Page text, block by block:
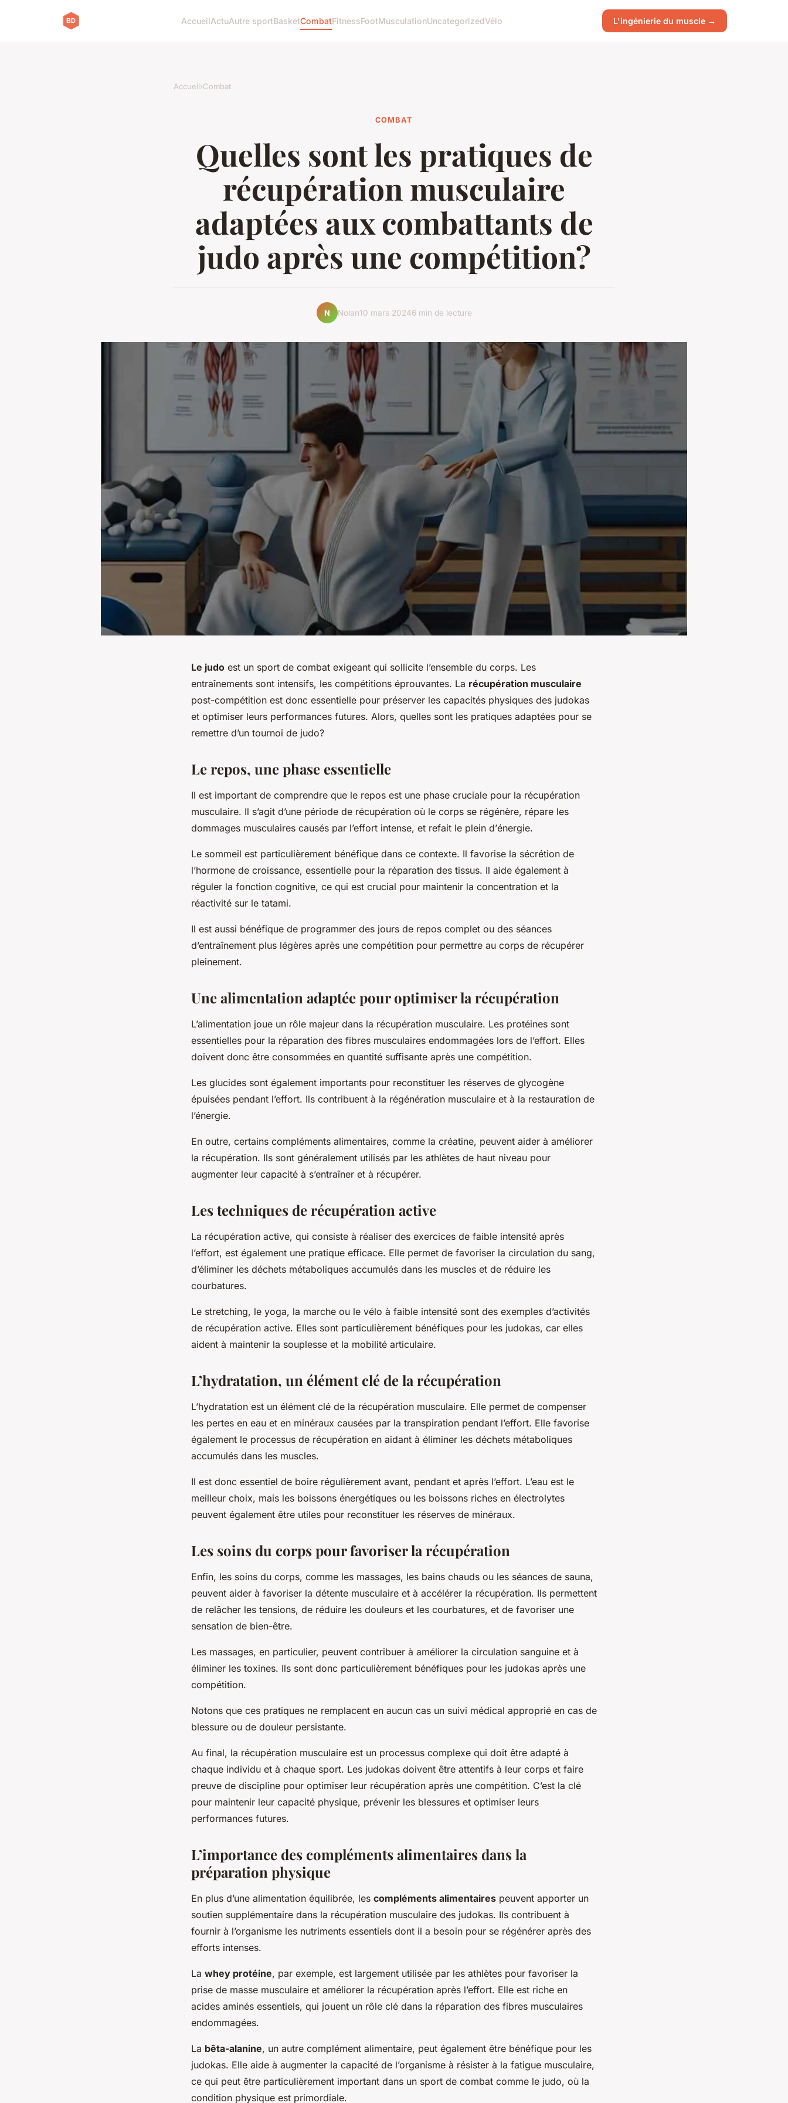
AccueilActuAutre sportBasketCombatFitnessFootMusculationUncategorizedVélo L'ingénierie du muscle →
Accueil›Combat
COMBAT
Quelles sont les pratiques de
récupération musculaire
adaptées aux combattants de
judo après une compétition?
N Nolan10 mars 20246 min de lecture
Le judo est un sport de combat exigeant qui sollicite l’ensemble du corps. Les
entraînements sont intensifs, les compétitions éprouvantes. La récupération musculaire
post-compétition est donc essentielle pour préserver les capacités physiques des judokas
et optimiser leurs performances futures. Alors, quelles sont les pratiques adaptées pour se
remettre d’un tournoi de judo?
Le repos, une phase essentielle
Il est important de comprendre que le repos est une phase cruciale pour la récupération
musculaire. Il s’agit d’une période de récupération où le corps se régénère, répare les
dommages musculaires causés par l’effort intense, et refait le plein d’énergie.
Le sommeil est particulièrement bénéfique dans ce contexte. Il favorise la sécrétion de
l’hormone de croissance, essentielle pour la réparation des tissus. Il aide également à
réguler la fonction cognitive, ce qui est crucial pour maintenir la concentration et la
réactivité sur le tatami.
Il est aussi bénéfique de programmer des jours de repos complet ou des séances
d’entraînement plus légères après une compétition pour permettre au corps de récupérer
pleinement.
Une alimentation adaptée pour optimiser la récupération
L’alimentation joue un rôle majeur dans la récupération musculaire. Les protéines sont
essentielles pour la réparation des fibres musculaires endommagées lors de l’effort. Elles
doivent donc être consommées en quantité suffisante après une compétition.
Les glucides sont également importants pour reconstituer les réserves de glycogène
épuisées pendant l’effort. Ils contribuent à la régénération musculaire et à la restauration de
l’énergie.
En outre, certains compléments alimentaires, comme la créatine, peuvent aider à améliorer
la récupération. Ils sont généralement utilisés par les athlètes de haut niveau pour
augmenter leur capacité à s’entraîner et à récupérer.
Les techniques de récupération active
La récupération active, qui consiste à réaliser des exercices de faible intensité après
l’effort, est également une pratique efficace. Elle permet de favoriser la circulation du sang,
d’éliminer les déchets métaboliques accumulés dans les muscles et de réduire les
courbatures.
Le stretching, le yoga, la marche ou le vélo à faible intensité sont des exemples d’activités
de récupération active. Elles sont particulièrement bénéfiques pour les judokas, car elles
aident à maintenir la souplesse et la mobilité articulaire.
L’hydratation, un élément clé de la récupération
L’hydratation est un élément clé de la récupération musculaire. Elle permet de compenser
les pertes en eau et en minéraux causées par la transpiration pendant l’effort. Elle favorise
également le processus de récupération en aidant à éliminer les déchets métaboliques
accumulés dans les muscles.
Il est donc essentiel de boire régulièrement avant, pendant et après l’effort. L’eau est le
meilleur choix, mais les boissons énergétiques ou les boissons riches en électrolytes
peuvent également être utiles pour reconstituer les réserves de minéraux.
Les soins du corps pour favoriser la récupération
Enfin, les soins du corps, comme les massages, les bains chauds ou les séances de sauna,
peuvent aider à favoriser la détente musculaire et à accélérer la récupération. Ils permettent
de relâcher les tensions, de réduire les douleurs et les courbatures, et de favoriser une
sensation de bien-être.
Les massages, en particulier, peuvent contribuer à améliorer la circulation sanguine et à
éliminer les toxines. Ils sont donc particulièrement bénéfiques pour les judokas après une
compétition.
Notons que ces pratiques ne remplacent en aucun cas un suivi médical approprié en cas de
blessure ou de douleur persistante.
Au final, la récupération musculaire est un processus complexe qui doit être adapté à
chaque individu et à chaque sport. Les judokas doivent être attentifs à leur corps et faire
preuve de discipline pour optimiser leur récupération après une compétition. C’est la clé
pour maintenir leur capacité physique, prévenir les blessures et optimiser leurs
performances futures.
L’importance des compléments alimentaires dans la
préparation physique
En plus d’une alimentation équilibrée, les compléments alimentaires peuvent apporter un
soutien supplémentaire dans la récupération musculaire des judokas. Ils contribuent à
fournir à l’organisme les nutriments essentiels dont il a besoin pour se régénérer après des
efforts intenses.
La whey protéine, par exemple, est largement utilisée par les athlètes pour favoriser la
prise de masse musculaire et améliorer la récupération après l’effort. Elle est riche en
acides aminés essentiels, qui jouent un rôle clé dans la réparation des fibres musculaires
endommagées.
La bêta-alanine, un autre complément alimentaire, peut également être bénéfique pour les
judokas. Elle aide à augmenter la capacité de l’organisme à résister à la fatigue musculaire,
ce qui peut être particulièrement important dans un sport de combat comme le judo, où la
condition physique est primordiale.